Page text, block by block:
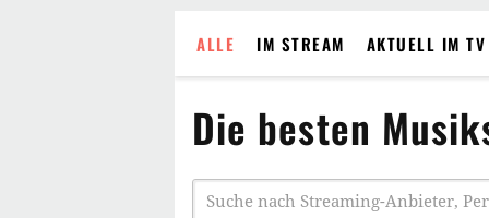
ALLE IM STREAM AKTUELL IM TV
Die besten